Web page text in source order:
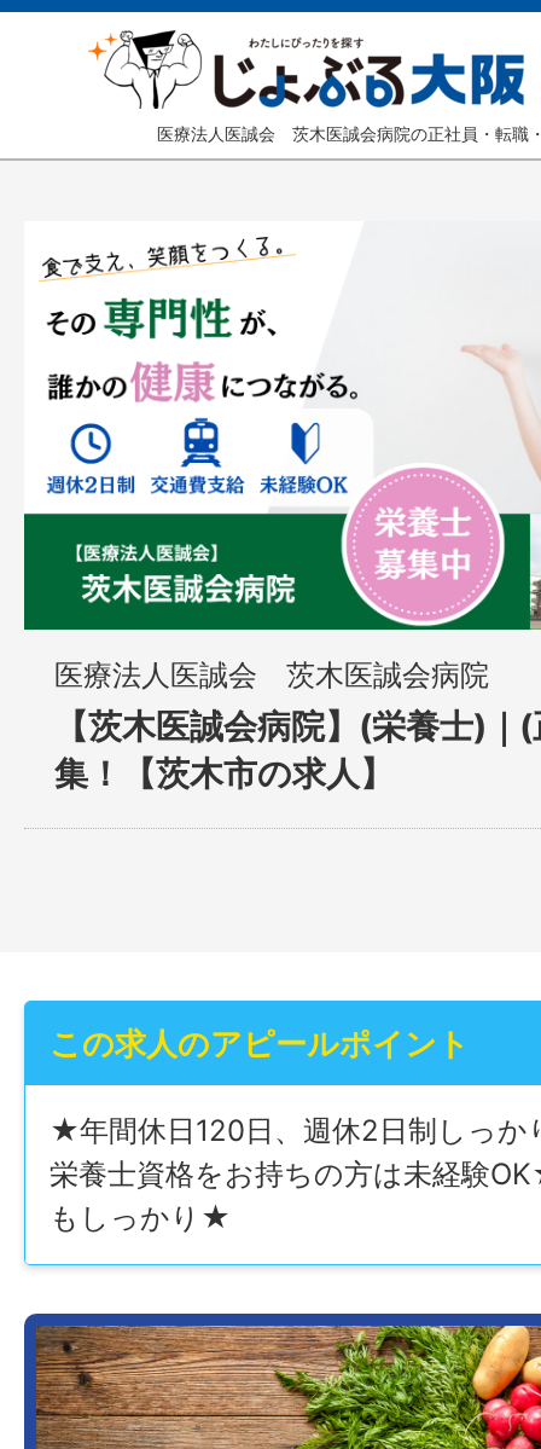
医療法人医誠会 茨木医誠会病院の正社員・転職
医療法人医誠会 茨木医誠会病院
【茨木医誠会病院】(栄養士)｜
集！【茨木市の求人】
この求人のアピールポイント
★年間休日120日、週休2日制しっ
栄養士資格をお持ちの方は未経験
もしっかり★